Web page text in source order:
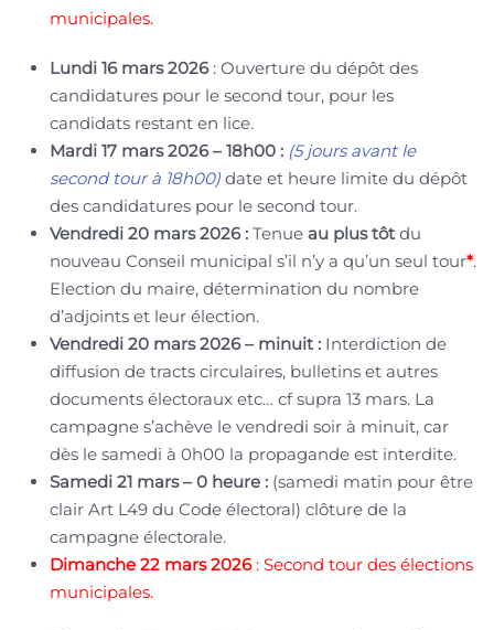
municipales.
Lundi 16 mars 2026: Ouverture du dépôt des
candidatures pour le second tour, pour les
candidats restant en lice.
Mardi 17 mars 2026 – 18h00 : (5 jours avant le
second tour à 18h00) date et heure limite du dépôt
des candidatures pour le second tour.
Vendredi 20 mars 2026 : Tenue au plus tôt du
nouveau Conseil municipal s’il n’y a qu’un seul tour*.
Election du maire, détermination du nombre
d’adjoints et leur élection.
Vendredi 20 mars 2026 – minuit : Interdiction de
diffusion de tracts circulaires, bulletins et autres
documents électoraux etc… cf supra 13 mars. La
campagne s’achève le vendredi soir à minuit, car
dès le samedi à 0h00 la propagande est interdite.
Samedi 21 mars – 0 heure : (samedi matin pour être
clair Art L49 du Code électoral) clôture de la
campagne électorale.
Dimanche 22 mars 2026: Second tour des élections
municipales.